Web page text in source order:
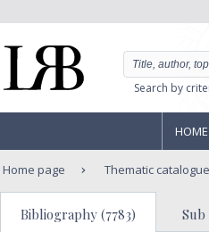
Search by
Home page Thematic catalogue
Bibliography (7783) Sub